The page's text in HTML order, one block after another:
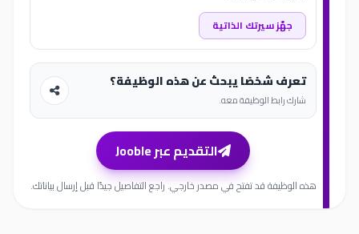
جهّز سيرتك الذاتية
تعرف شخصًا يبحث عن هذه الوظيفة؟
شارك رابط الوظيفة معه.
التقديم عبر Jooble
هذه الوظيفة قد تفتح في مصدر خارجي. راجع التفاصيل جيدًا قبل إرسال بياناتك.